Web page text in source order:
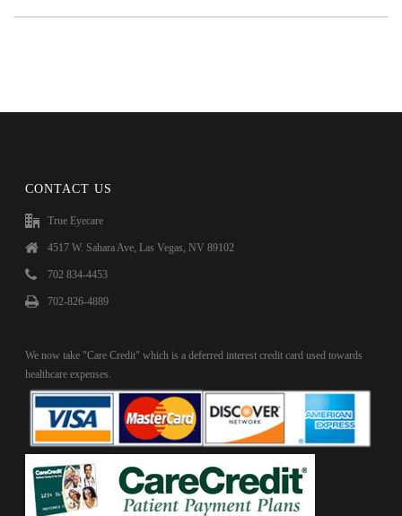
CONTACT US
True Eyecare
4517 W. Sahara Ave, Las Vegas, NV 89102
702 834-4453
702-826-4889
We now take "Care Credit" which is a deferred interest credit card used towards
healthcare expenses.